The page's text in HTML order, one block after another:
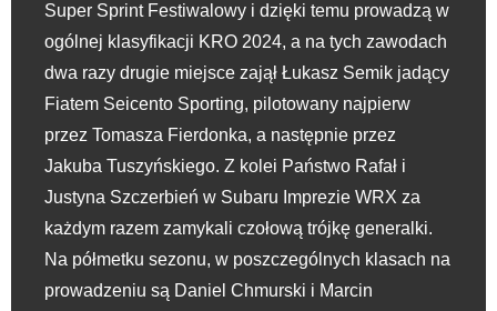
Super Sprint Festiwalowy i dzięki temu prowadzą w
ogólnej klasyfikacji KRO 2024, a na tych zawodach
dwa razy drugie miejsce zajął Łukasz Semik jadący
Fiatem Seicento Sporting, pilotowany najpierw
przez Tomasza Fierdonka, a następnie przez
Jakuba Tuszyńskiego. Z kolei Państwo Rafał i
Justyna Szczerbień w Subaru Imprezie WRX za
każdym razem zamykali czołową trójkę generalki.
Na półmetku sezonu, w poszczególnych klasach na
prowadzeniu są Daniel Chmurski i Marcin